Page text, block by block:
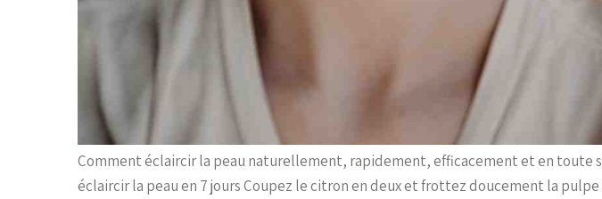
Comment éclaircir la peau naturellement, rapidement, efficacement et en toute
éclaircir la peau en 7 jours Coupez le citron en deux et frottez doucement la pulpe